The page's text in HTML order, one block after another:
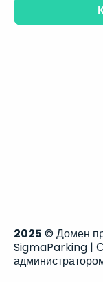
2025 © Домен
SigmaParking |